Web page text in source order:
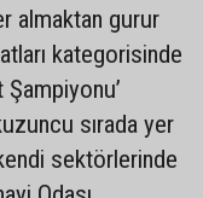
almaktan gurur
kategorisinde
sırada yer
sektörlerinde